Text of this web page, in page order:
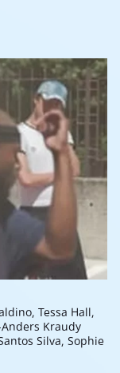
Tessa Hall,
Kraudy
Silva, Sophie